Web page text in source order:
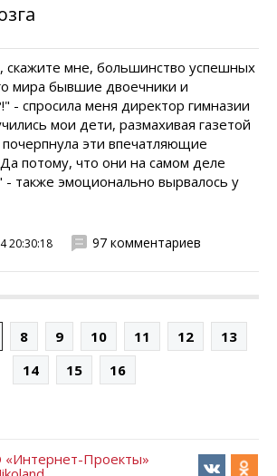
скажите мне, большинство успешных
мира бывшие двоечники и
- спросила меня директор гимназии
мои дети, размахивая газетой
эти впечатляющие
потому, что они на самом деле
- также эмоционально вырвалось у
20:30:18 97 комментариев
8 9 10 11 12
13
14
15 16
«Интернет-Проекты»